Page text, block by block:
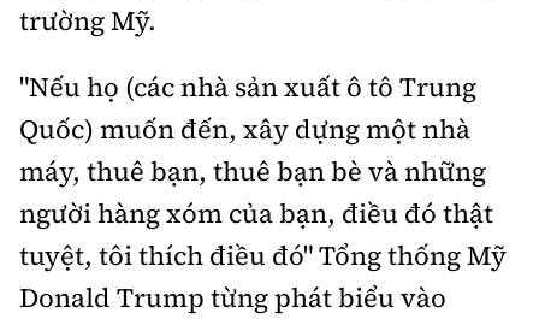
trường Mỹ.
"Nếu họ (các nhà sản xuất ô tô Trung
Quốc) muốn đến, xây dựng một nhà
máy, thuê bạn, thuê bạn bè và những
người hàng xóm của bạn, điều đó thật
tuyệt, tôi thích điều đó" Tổng thống Mỹ
Donald Trump từng phát biểu vào